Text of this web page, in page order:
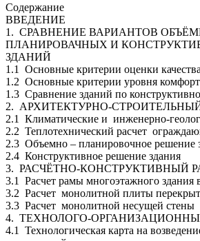
Содержание
ВВЕДЕНИЕ
1. СРАВНЕНИЕ ВАРИАНТОВ
ПЛАНИРОВАЧНЫХ И
ЗДАНИЙ
1.1 Основные критерии оценки
1.2 Основные критерии уровня
1.3 Сравнение зданий по
2. АРХИТЕКТУРНО-
2.1 Климатические и инженерно-
2.2 Теплотехнический расчет
2.3 Объемно – планировочное решение
2.4 Конструктивное решение здания
3. РАСЧЁТНО-КОНСТРУКТИВНЫЙ
3.1 Расчет рамы многоэтажного здания
3.2 Расчет монолитной плиты
3.3 Расчет монолитной несущей стены
4. ТЕХНОЛОГО-
4.1 Технологическая карта на